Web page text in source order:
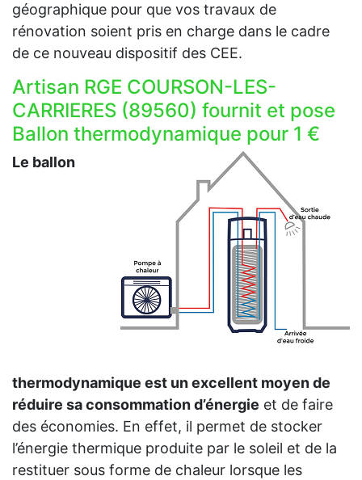
géographique pour que vos travaux de
rénovation soient pris en charge dans le cadre
de ce nouveau dispositif des CEE.
Artisan RGE COURSON-LES-
CARRIERES (89560) fournit et pose
Ballon thermodynamique pour 1 €
Le ballon
thermodynamique est un excellent moyen de
réduire sa consommation d’énergie et de faire
des économies. En effet, il permet de stocker
l’énergie thermique produite par le soleil et de la
restituer sous forme de chaleur lorsque les